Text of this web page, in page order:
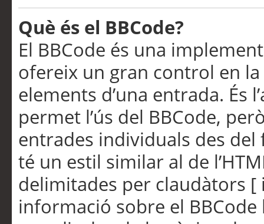
Què és el BBCode?
El BBCode és una
ofereix un gran control en
elements d’una entrada. És
permet l’ús del BBCode,
entrades individuals des
té un estil similar al de
delimitades per claudàtors [
informació sobre el